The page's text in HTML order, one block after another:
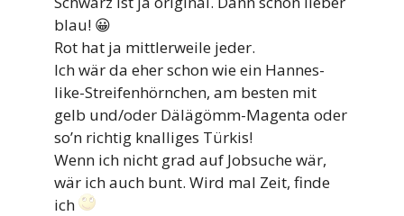
blau! 😀
Rot hat ja mittlerweile jeder.
Ich wär da eher schon wie ein Hannes-
like-Streifenhörnchen, am besten mit
gelb und/oder Dälägömm-Magenta oder
so’n richtig knalliges Türkis!
Wenn ich nicht grad auf Jobsuche wär,
wär ich auch bunt. Wird mal Zeit, finde
ich